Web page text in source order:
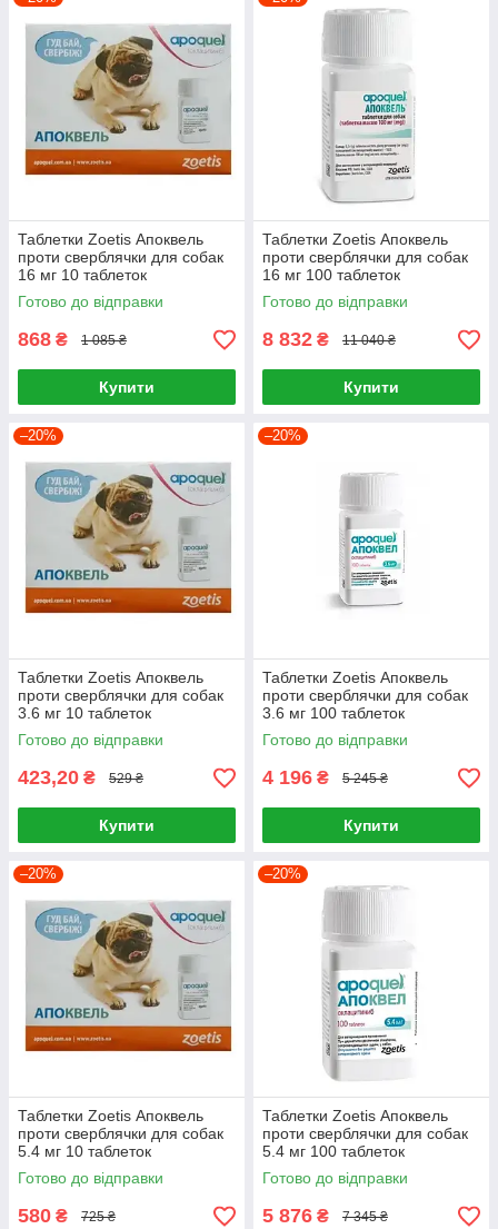
Таблетки Zoetis Апоквель
проти сверблячки для собак
16 мг 10 таблеток
Готово до відправки
868 ₴ 1 085 ₴
Купити
Таблетки Zoetis Апоквель
проти сверблячки для собак
16 мг 100 таблеток
Готово до відправки
8 832 ₴ 11 040 ₴
Купити
–20%
Таблетки Zoetis Апоквель
проти сверблячки для собак
3.6 мг 10 таблеток
Готово до відправки
423,20 ₴ 529 ₴
Купити
–20%
Таблетки Zoetis Апоквель
проти сверблячки для собак
3.6 мг 100 таблеток
Готово до відправки
4 196 ₴ 5 245 ₴
Купити
–20%
Таблетки Zoetis Апоквель
проти сверблячки для собак
5.4 мг 10 таблеток
Готово до відправки
580 ₴ 725 ₴
–20%
Таблетки Zoetis Апоквель
проти сверблячки для собак
5.4 мг 100 таблеток
Готово до відправки
5 876 ₴ 7 345 ₴